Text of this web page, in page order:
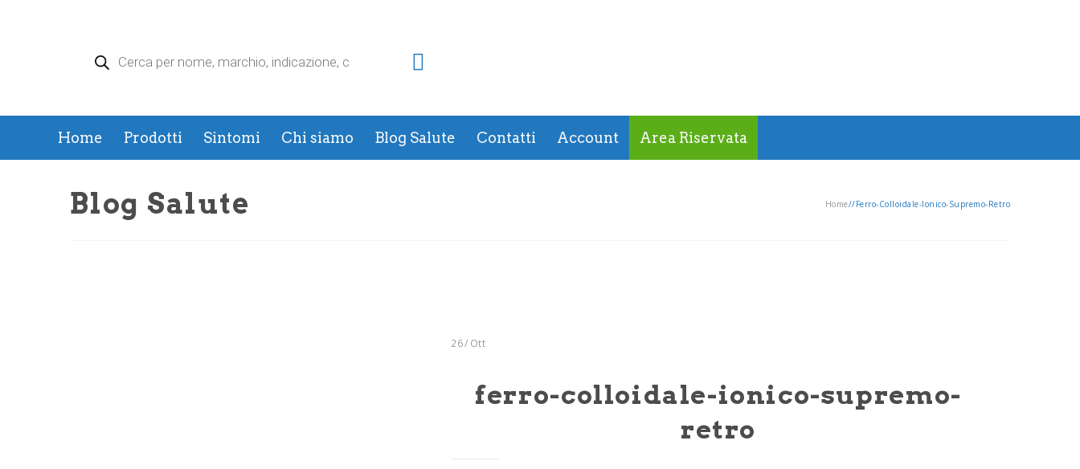
search
Home Prodotti Sintomi Chi siamo Blog Salute Contatti Account Area Riservata
Blog Salute Home//Ferro-Colloidale-Ionico-Supremo-Retro
26/ Ott
ferro-colloidale-ionico-supremo-
retro